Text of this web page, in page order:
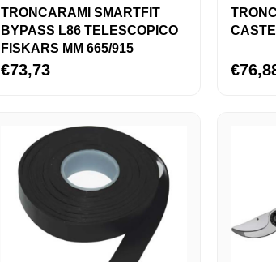
TRONCARAMI SMARTFIT
BYPASS L86 TELESCOPICO
FISKARS MM 665/915
€73,73